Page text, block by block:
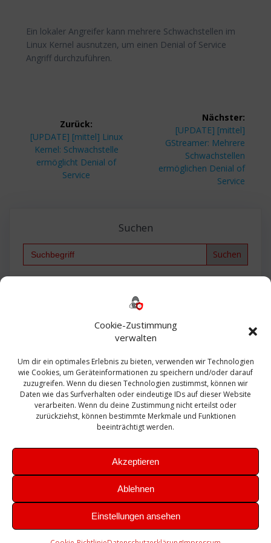
Cookie-Zustimmung
verwalten
Um dir ein optimales Erlebnis zu bieten, verwenden wir Technologien
wie Cookies, um Geräteinformationen zu speichern und/oder darauf
zuzugreifen. Wenn du diesen Technologien zustimmst, können wir
Daten wie das Surfverhalten oder eindeutige IDs auf dieser Website
verarbeiten. Wenn du deine Zustimmung nicht erteilst oder
zurückziehst, können bestimmte Merkmale und Funktionen
beeinträchtigt werden.
Akzeptieren
Ablehnen
Einstellungen ansehen
Ein lokaler Angreifer kann mehrere Schwachstellen im
Linux Kernel ausnutzen, um einen Denial of Service
Angriff durchzuführen.
Zurück:
Vorheriger
Beitrag:
[UPDATE] [mittel] Linux
Kernel: Schwachstelle
ermöglicht Denial of
Service
Nächster:
Nächster
Beitrag:
[UPDATE] [mittel]
GStreamer: Mehrere
Schwachstellen
ermöglichen Denial of
Service
Suchen
Search
Bautagebuch
Exchange firewall Fritzbox
Microsoft
Sanierung SBS Security Server Sicherheit
Sicherung SIEM Sophos SSL Ubuntu
Update Upgrade UTM VCenter VCSA Veeam
VMWare VPN WAZUH Windows
Zertifikat
Theme